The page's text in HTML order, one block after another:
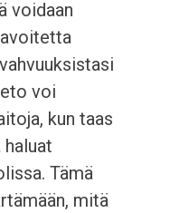
voidaan
voi
kun taas
Tämä
mitä